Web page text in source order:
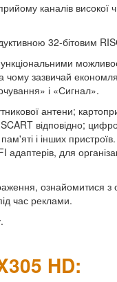
каналів високої
32-бітовим
зазвичай
і «Сигнал».
антени;
відповідно;
і інших пристроїв.
для
ознайомитися з
час реклами.
HD: